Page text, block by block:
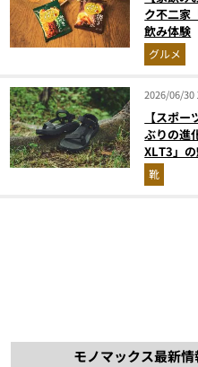
ク不二家
飲み体験
グルメ
2026/06/30
【スポ
ぶりの進
XLT3」
解説！
靴
モノマックス最新情